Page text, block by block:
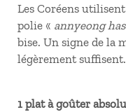
Les Coréens utilisent
polie « annyeong
bise. Un signe de la
légèrement suffisent.
1 plat à goûter